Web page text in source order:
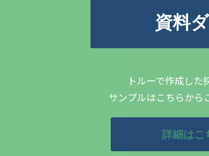
資料
トルーで作成した
サンプルはこちらから
詳細はこ